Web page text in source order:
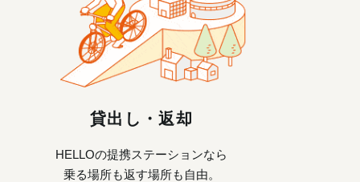
貸出し・返却
HELLOの提携ステーションなら
乗る場所も返す場所も自由。